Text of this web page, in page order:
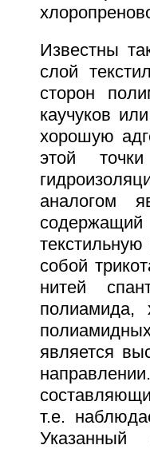
Известны
слой
сторон
каучуков
хорошую
этой
аналогом
содержащий
текстильную
собой
нитей
полиамида,
является
т.е.
Указанный